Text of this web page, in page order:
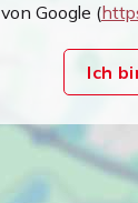
von Google (
Ich